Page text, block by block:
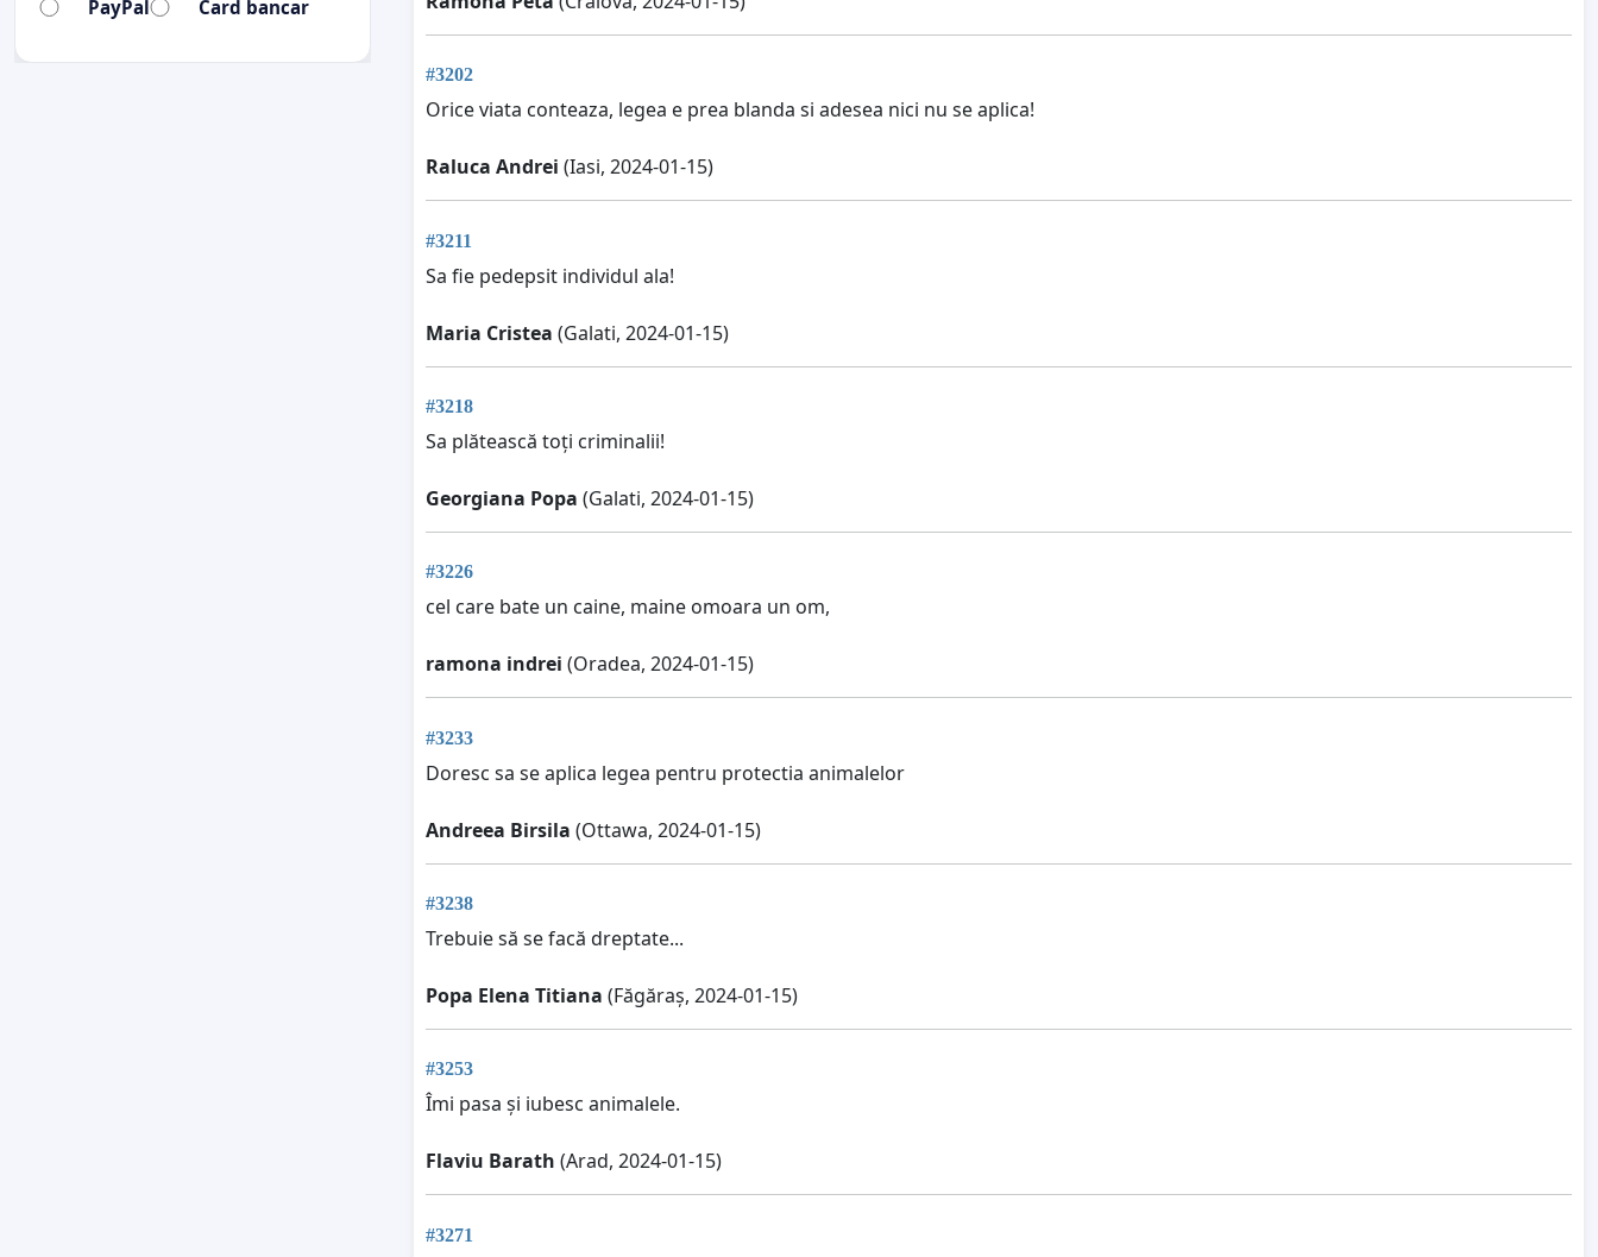
#3202
Orice viata conteaza, legea e prea blanda si adesea nici nu se aplica!
Raluca Andrei (Iasi, 2024-01-15)
#3211
Sa fie pedepsit individul ala!
Maria Cristea (Galati, 2024-01-15)
#3218
Sa plătească toți criminalii!
Georgiana Popa (Galati, 2024-01-15)
#3226
cel care bate un caine, maine omoara un om,
ramona indrei (Oradea, 2024-01-15)
#3233
Doresc sa se aplica legea pentru protectia animalelor
Andreea Birsila (Ottawa, 2024-01-15)
#3238
Trebuie să se facă dreptate...
Popa Elena Titiana (Făgăraș, 2024-01-15)
#3253
Îmi pasa și iubesc animalele.
Flaviu Barath (Arad, 2024-01-15)
#3271
PayPal Card bancar